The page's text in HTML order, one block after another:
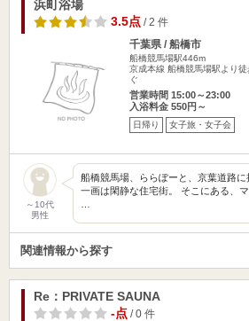
浜町浴場
3.5点/ 2 件
千葉県 / 船橋市
船橋競馬場駅446m
京成本線 船橋競馬場駅より
ぐ
営業時間 15:00～23:00
入浴料金 550円～
日帰り 女子旅・女子会
～10代
男性
船橋競馬場、ららぽーと、京葉道路
一画は閑静な住宅街。 そこにある、
関連情報から探す
Re：PRIVATE SAUNA
-点/ 0 件